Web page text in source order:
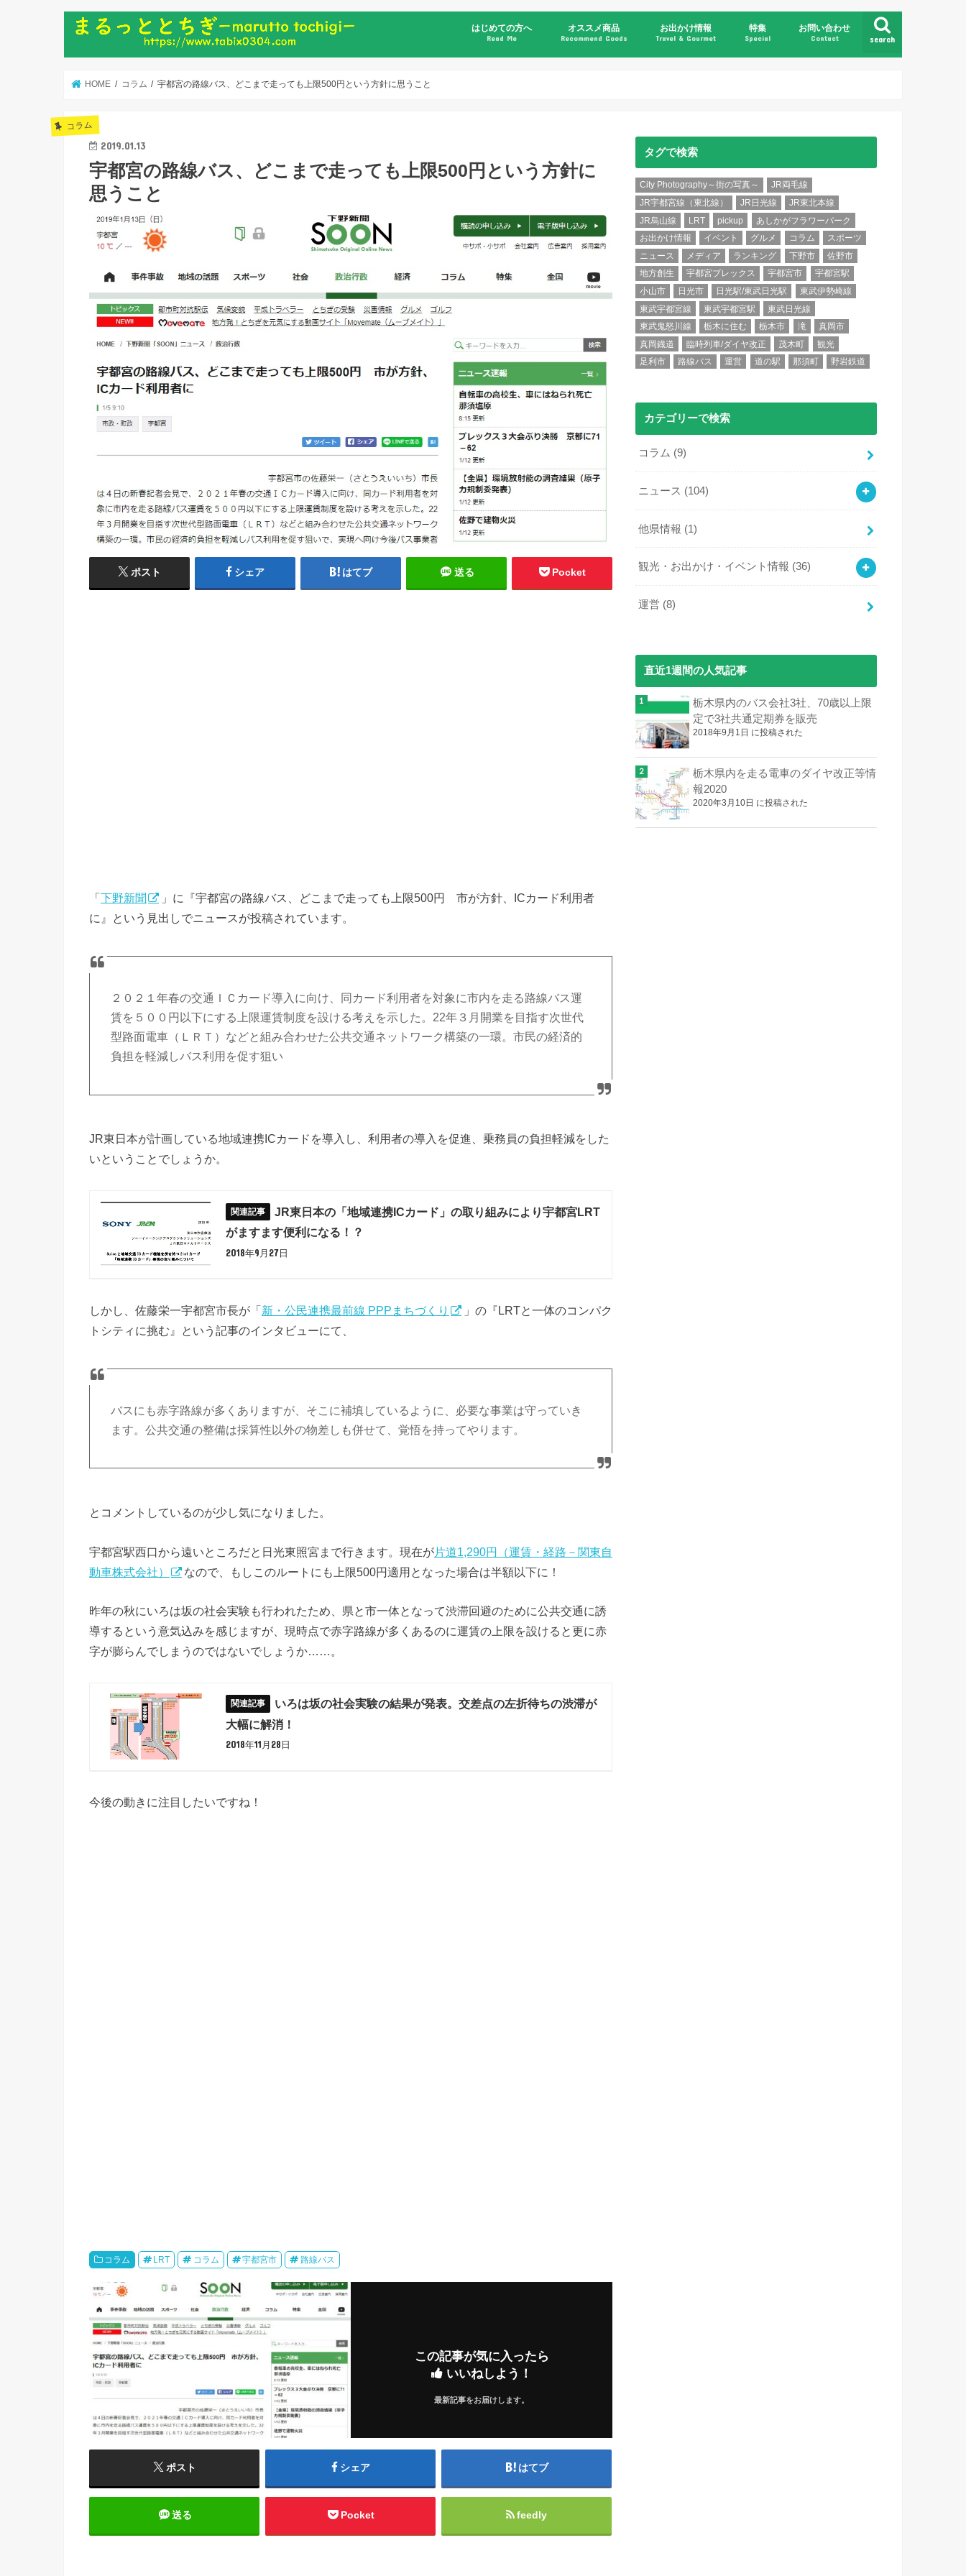
search
はじめての方へ
Read Me
オススメ商品
Recommend Goods
お出かけ情報
Travel & Gourmet
特集
Special
お問い合わせ
Contact
HOME コラム 宇都宮の路線バス、どこまで走っても上限500円という方針に思うこと
コラム
2019.01.13
宇都宮の路線バス、どこまで走っても上限500円という方針に
思うこと
ポスト シェア はてブ 送る Pocket
「下野新聞
」に『宇都宮の路線バス、どこまで走っても上限500円 市が方針、ICカード利用者
に』という見出しでニュースが投稿されています。
２０２１年春の交通ＩＣカード導入に向け、同カード利用者を対象に市内を走る路線バス運
賃を５００円以下にする上限運賃制度を設ける考えを示した。22年３月開業を目指す次世代
型路面電車（ＬＲＴ）などと組み合わせた公共交通ネットワーク構築の一環。市民の経済的
負担を軽減しバス利用を促す狙い
JR東日本が計画している地域連携ICカードを導入し、利用者の導入を促進、乗務員の負担軽減をした
いということでしょうか。
JR東日本の「地域連携ICカード」の取り組みにより宇都宮LRT
がますます便利になる！？
2018年9月27日
しかし、佐藤栄一宇都宮市長が「新・公民連携最前線 PPPまちづくり
」の『LRTと一体のコンパク
トシティに挑む』という記事のインタビューにて、
バスにも赤字路線が多くありますが、そこに補填しているように、必要な事業は守っていき
ます。公共交通の整備は採算性以外の物差しも併せて、覚悟を持ってやります。
とコメントしているのが少し気になりました。
宇都宮駅西口から遠いところだと日光東照宮まで行きます。現在が片道1,290円（運賃・経路－関東自
動車株式会社）
なので、もしこのルートにも上限500円適用となった場合は半額以下に！
昨年の秋にいろは坂の社会実験も行われたため、県と市一体となって渋滞回避のために公共交通に誘
導するという意気込みを感じますが、現時点で赤字路線が多くあるのに運賃の上限を設けると更に赤
字が膨らんでしまうのではないでしょうか……。
いろは坂の社会実験の結果が発表。交差点の左折待ちの渋滞が
大幅に解消！
2018年11月28日
今後の動きに注目したいですね！
コラム LRT コラム 宇都宮市 路線バス
この記事が気に入ったら
いいねしよう！
最新記事をお届けします。
ポスト シェア はてブ
送る Pocket feedly
タグで検索
City Photography～街の写真～
JR両毛線
JR宇都宮線（東北線）
JR日光線
JR東北本線
JR烏山線
LRT pickup
あしかがフラワーパーク
お出かけ情報
イベント グルメ コラム
スポーツ
ニュース
メディア ランキング 下野市
佐野市
地方創生
宇都宮ブレックス 宇都宮市
宇都宮駅
小山市
日光市 日光駅/東武日光駅
東武伊勢崎線
東武宇都宮線
東武宇都宮駅
東武日光線
東武鬼怒川線
栃木に住む 栃木市 滝
真岡市
真岡鐡道
臨時列車/ダイヤ改正 茂木町
観光
足利市
路線バス 運営 道の駅 那須町 野岩鉄道
カテゴリーで検索
コラム (9)
ニュース (104)
他県情報 (1)
観光・お出かけ・イベント情報 (36)
運営 (8)
直近1週間の人気記事
栃木県内のバス会社3社、70歳以上限
定で3社共通定期券を販売
2018年9月1日 に投稿された
栃木県内を走る電車のダイヤ改正等情
報2020
2020年3月10日 に投稿された